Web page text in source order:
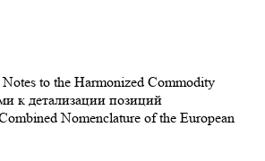
to the Harmonized Commodity
к детализации позиций
Nomenclature of the European